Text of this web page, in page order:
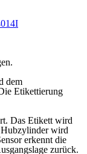
dem
Etikettierung
Das Etikett wird
wird
erkennt die
zurück.